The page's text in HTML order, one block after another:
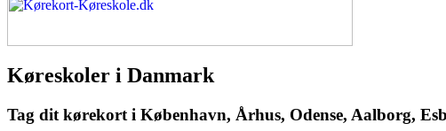
Køreskoler i Danmark
Tag dit kørekort i København, Århus, Odense, Aalborg,